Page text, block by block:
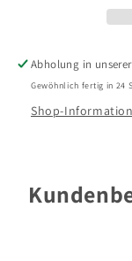
Abholung in
Gewöhnlich fertig in 24
Shop-